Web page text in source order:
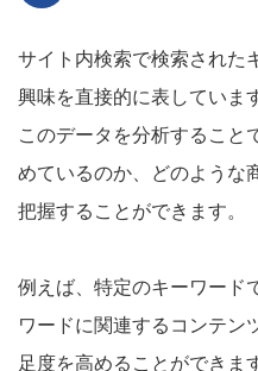
サイト内検索で検索された
興味を直接的に表していま
このデータを分析すること
めているのか、どのような
把握することができます。
例えば、特定のキーワード
ワードに関連するコンテン
足度を高めることができま